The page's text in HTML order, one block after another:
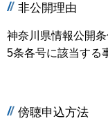
非公開理由
神奈川県情報公開
5条各号に該当する
傍聴申込方法